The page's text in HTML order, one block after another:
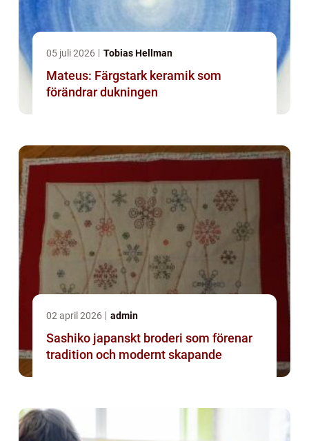
05 juli 2026 Tobias Hellman
Mateus: Färgstark keramik som
förändrar dukningen
02 april 2026 admin
Sashiko japanskt broderi som förenar
tradition och modernt skapande